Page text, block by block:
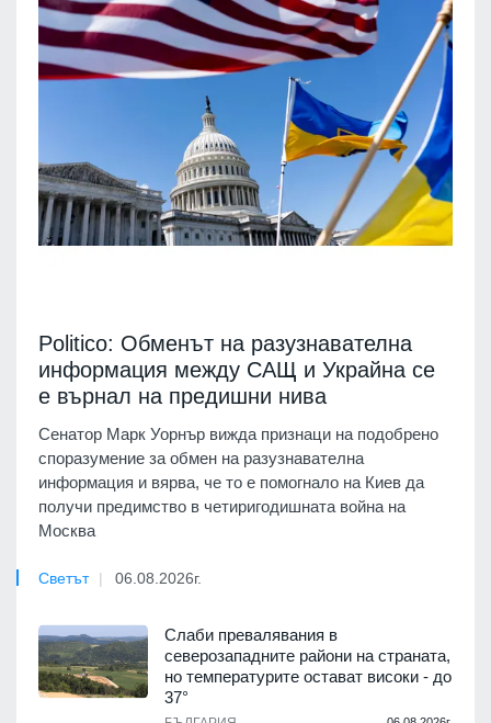
Politico: Обменът на разузнавателна
информация между САЩ и Украйна се
е върнал на предишни нива
Сенатор Марк Уорнър вижда признаци на подобрено
споразумение за обмен на разузнавателна
информация и вярва, че то е помогнало на Киев да
получи предимство в четиригодишната война на
Москва
Светът 06.08.2026г.
Слаби превалявания в
северозападните райони на страната,
но температурите остават високи - до
37°